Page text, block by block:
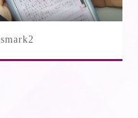
smark2